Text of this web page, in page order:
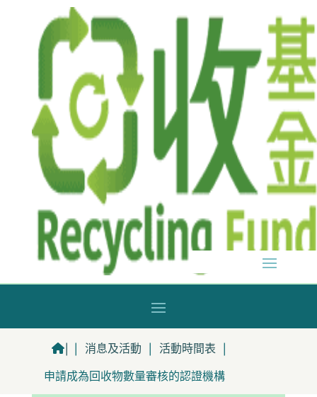
| | 消息及活動 | 活動時間表 |
申請成為回收物數量審核的認證機構